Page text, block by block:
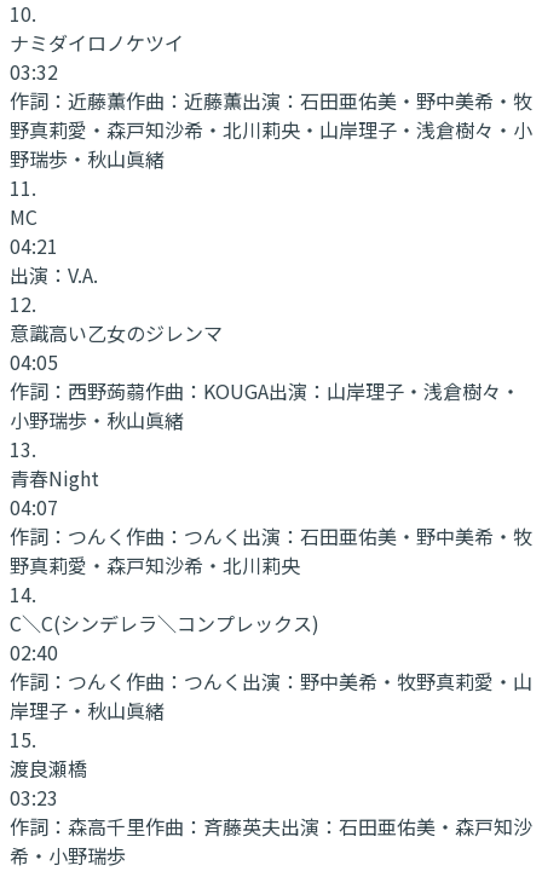
10.
ナミダイロノケツイ
03:32
作詞： 近藤薫作曲： 近藤薫出演： 石田亜佑美・野中美希・牧
野真莉愛・森戸知沙希・北川莉央・山岸理子・浅倉樹々・小
野瑞歩・秋山眞緒
11.
MC
04:21
出演： V.A.
12.
意識高い乙女のジレンマ
04:05
作詞： 西野蒟蒻作曲： KOUGA出演： 山岸理子・浅倉樹々・
小野瑞歩・秋山眞緒
13.
青春Night
04:07
作詞： つんく作曲： つんく 出演： 石田亜佑美・野中美希・牧
野真莉愛・森戸知沙希・北川莉央
14.
C＼C(シンデレラ＼コンプレックス)
02:40
作詞： つんく作曲： つんく 出演： 野中美希・牧野真莉愛・山
岸理子・秋山眞緒
15.
渡良瀬橋
03:23
作詞： 森高千里作曲： 斉藤英夫出演： 石田亜佑美・森戸知沙
希・小野瑞歩